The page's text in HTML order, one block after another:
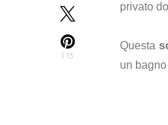
115
privato
Questa
un